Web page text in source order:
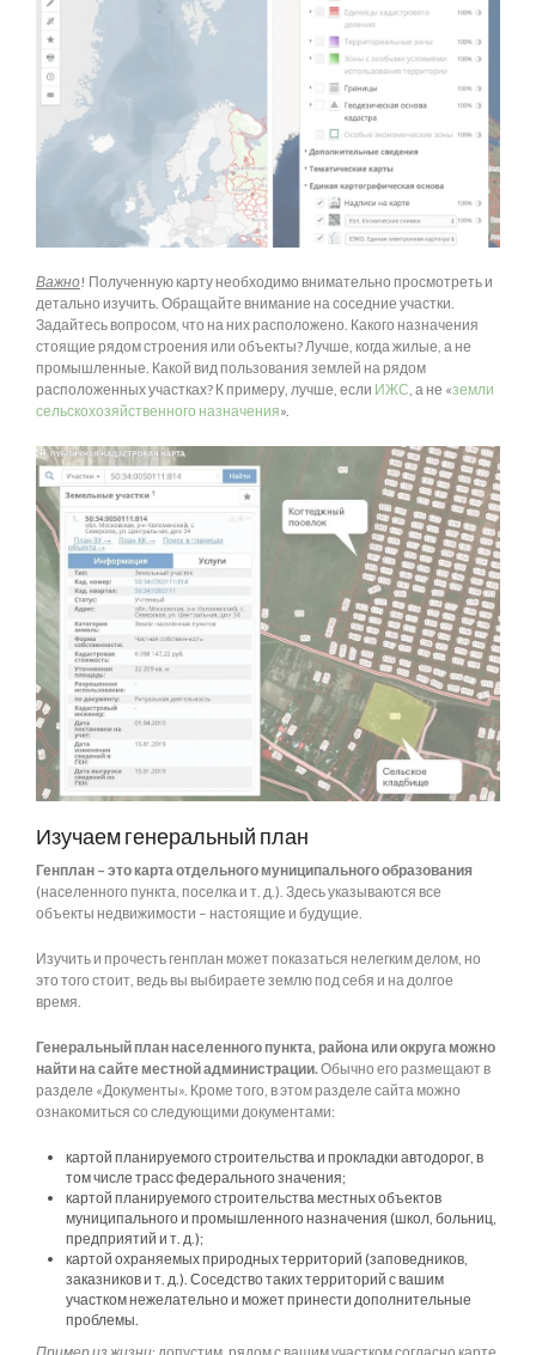
Важно! Полученную карту необходимо внимательно просмотреть и
детально изучить. Обращайте внимание на соседние участки.
Задайтесь вопросом, что на них расположено. Какого назначения
стоящие рядом строения или объекты? Лучше, когда жилые, а не
промышленные. Какой вид пользования землей на рядом
расположенных участках? К примеру, лучше, если ИЖС , а не «земли
сельскохозяйственного назначения».
Изучаем генеральный план
Генплан – это карта отдельного муниципального образования
(населенного пункта, поселка и т. д.). Здесь указываются все
объекты недвижимости – настоящие и будущие.
Изучить и прочесть генплан может показаться нелегким делом, но
это того стоит, ведь вы выбираете землю под себя и на долгое
время.
Генеральный план населенного пункта, района или округа можно
найти на сайте местной администрации. Обычно его размещают в
разделе «Документы». Кроме того, в этом разделе сайта можно
ознакомиться со следующими документами:
картой планируемого строительства и прокладки автодорог, в
том числе трасс федерального значения;
картой планируемого строительства местных объектов
муниципального и промышленного назначения (школ, больниц,
предприятий и т. д.);
картой охраняемых природных территорий (заповедников,
заказников и т. д.). Соседство таких территорий с вашим
участком нежелательно и может принести дополнительные
проблемы.